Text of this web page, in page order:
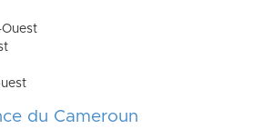
du Cameroun